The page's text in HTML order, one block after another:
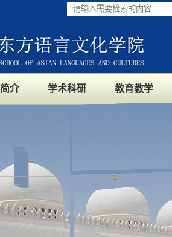
介 学术科研 教育教学